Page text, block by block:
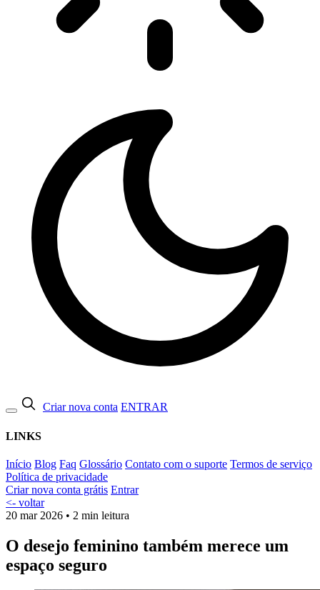
Criar nova conta ENTRAR
LINKS
Início Blog Faq Glossário Contato com o suporte Termos de serviço
Política de privacidade
Criar nova conta grátis Entrar
<- voltar
20 mar 2026 • 2 min leitura
O desejo feminino também merece um
espaço seguro